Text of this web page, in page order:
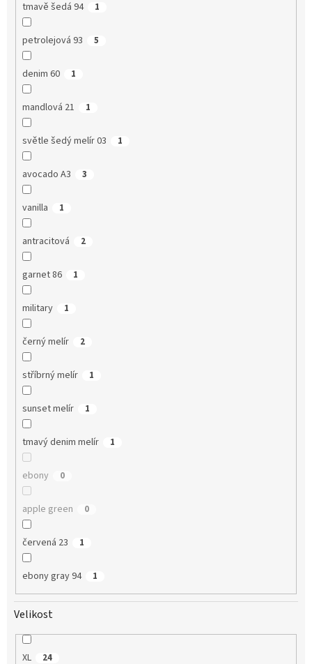
tmavě šedá 94 1
petrolejová 93 5
denim 60 1
mandlová 21 1
světle šedý melír 03 1
avocado A3 3
vanilla 1
antracitová 2
garnet 86 1
military 1
černý melír 2
stříbrný melír 1
sunset melír 1
tmavý denim melír 1
ebony 0
apple green 0
červená 23 1
ebony gray 94 1
Velikost
XL 24